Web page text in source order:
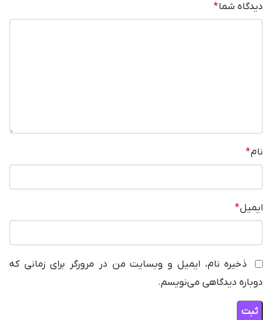
دیدگاه شما*
نام*
ایمیل*
ذخیره نام، ایمیل و وبسایت من در مرورگر برای زمانی که
دوباره دیدگاهی می‌نویسم.